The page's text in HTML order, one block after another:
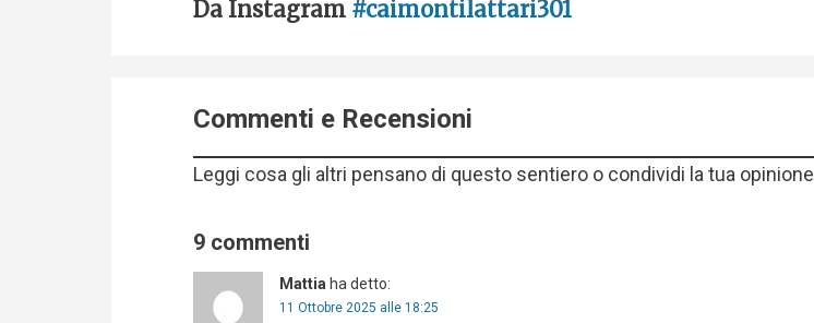
Da Instagram #caimontilattari301
Commenti e Recensioni
Leggi cosa gli altri pensano di questo sentiero o condividi la tua opinione
9 commenti
Mattia ha detto:
11 Ottobre 2025 alle 18:25